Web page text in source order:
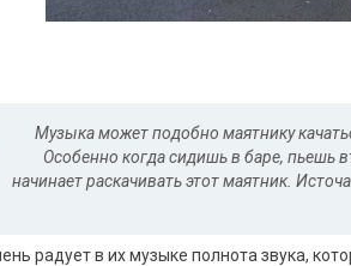
Музыка может подобно маятнику
Особенно когда сидишь в баре, пьешь
начинает раскачивать этот маятник.
радует в их музыке полнота звука,